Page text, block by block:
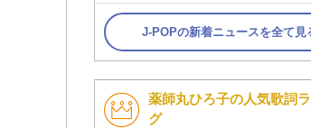
J-POPの新着ニュースを全て見
薬師丸ひろ子の人気歌詞
グ